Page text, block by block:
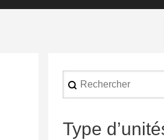
Rechercher
Type